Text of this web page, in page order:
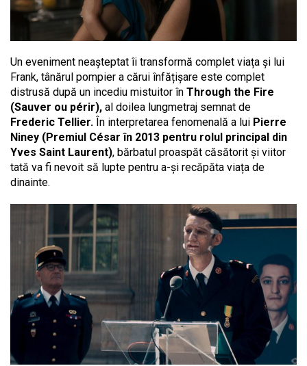
Un eveniment neașteptat îi transformă complet viața și lui
Frank, tânărul pompier a cărui înfățișare este complet
distrusă după un incediu mistuitor în Through the Fire
(Sauver ou périr), al doilea lungmetraj semnat de
Frederic Tellier. În interpretarea fenomenală a lui Pierre
Niney (Premiul César în 2013 pentru rolul principal din
Yves Saint Laurent), bărbatul proaspăt căsătorit și viitor
tată va fi nevoit să lupte pentru a-și recăpăta viața de
dinainte.